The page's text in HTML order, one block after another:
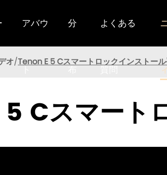
アバウ
ト
分
布
よくある
質問
オ Tenon E 5 Cスマートロックインストー
Cスマート